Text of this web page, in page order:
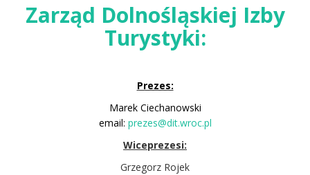
Zarząd Dolnośląskiej Izby
Turystyki:
Prezes:
Marek Ciechanowski
email: prezes@dit.wroc.pl
Wiceprezesi:
Grzegorz Rojek